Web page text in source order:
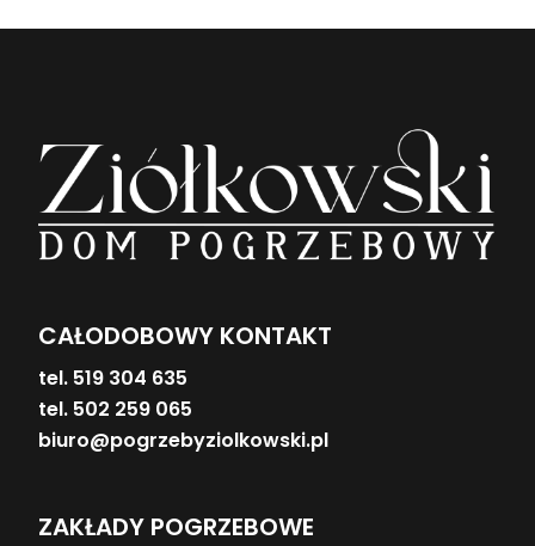
CAŁODOBOWY KONTAKT
tel. 519 304 635
tel. 502 259 065
biuro@pogrzebyziolkowski.pl
ZAKŁADY POGRZEBOWE